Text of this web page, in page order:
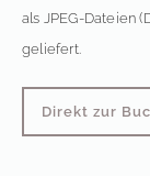
als JPEG-Dateien
geliefert.
Direkt zur